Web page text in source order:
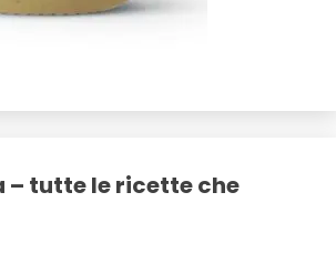
– tutte le ricette che